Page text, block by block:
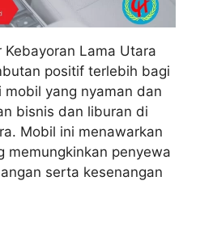
Lama Utara
positif terlebih bagi
mobil yang nyaman dan
bisnis dan liburan di
Mobil ini menawarkan
memungkinkan penyewa
serta kesenangan